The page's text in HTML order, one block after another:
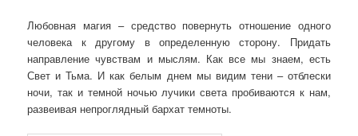
Любовная магия – средство повернуть отношение одного
человека к другому в определенную сторону. Придать
направление чувствам и мыслям. Как все мы знаем, есть
Свет и Тьма. И как белым днем мы видим тени – отблески
ночи, так и темной ночью лучики света пробиваются к нам,
развеивая непроглядный бархат темноты.